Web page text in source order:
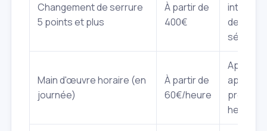
Changement de serrure
5 points et plus
À partir de
400€
de haute
sécurité
Main d'œuvre horaire (en
journée)
À partir de
60€/heure
après la
heure